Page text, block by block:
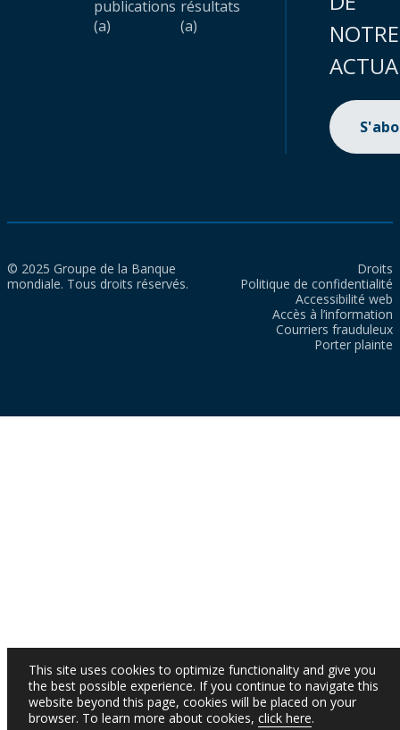
publications
(a)
résultats
(a)
NOTRE
© 2025 Groupe de la Banque
mondiale. Tous droits réservés.
Droits
Politique de confidentialité
Accessibilité web
Accès à l’information
Courriers frauduleux
Porter plainte
This site uses cookies to optimize functionality and give you
the best possible experience. If you continue to navigate this
website beyond this page, cookies will be placed on your
browser. To learn more about cookies, click here.